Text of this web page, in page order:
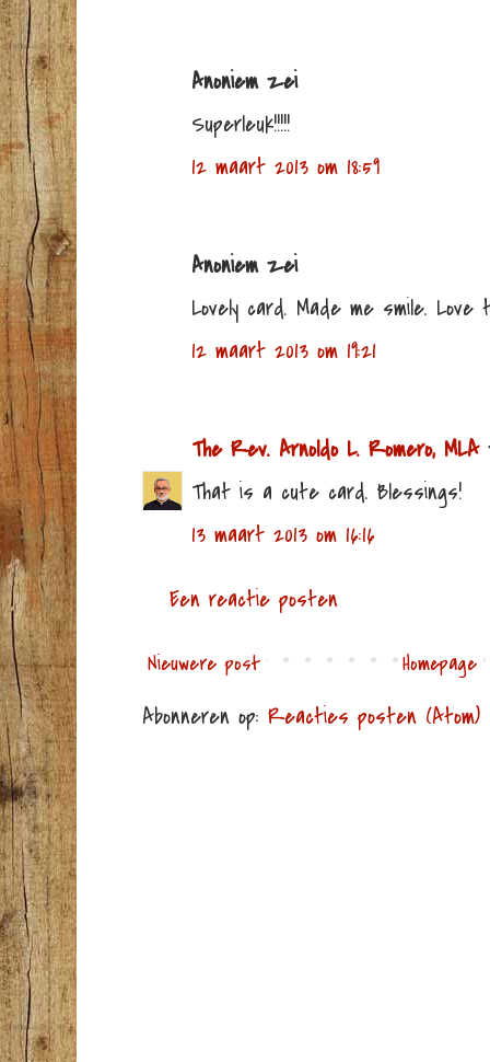
Anoniem zei
Superleuk!!!!!
12 maart 2013 om 18:59
Anoniem zei
Lovely card. Made me smile. Love
12 maart 2013 om 19:21
The Rev. Arnoldo L. Romero, MLA
That is a cute card. Blessings!
13 maart 2013 om 16:16
Een reactie posten
Nieuwere post Homepage
Abonneren op: Reacties posten (Atom)